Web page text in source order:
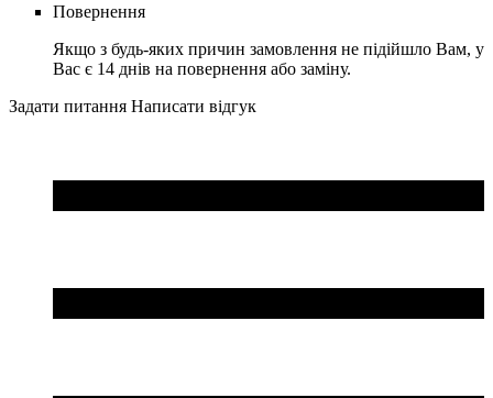
Повернення
Якщо з будь-яких причин замовлення не підійшло Вам, у
Вас є 14 днів на повернення або заміну.
Задати питання Написати відгук